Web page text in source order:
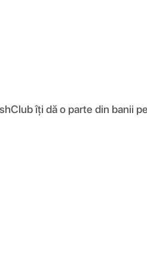
îți dă o parte din banii